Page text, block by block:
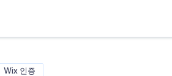
Wix 인증